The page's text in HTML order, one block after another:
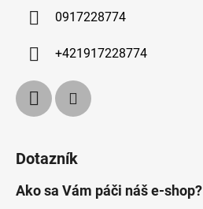
0917228774
+421917228774
Dotazník
Ako sa Vám páči náš e-shop?